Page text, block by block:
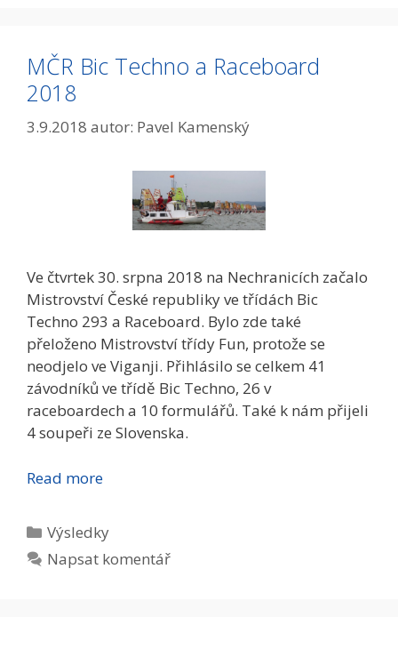
MČR Bic Techno a Raceboard
2018
3.9.2018 autor: Pavel Kamenský
Ve čtvrtek 30. srpna 2018 na Nechranicích začalo
Mistrovství České republiky ve třídách Bic
Techno 293 a Raceboard. Bylo zde také
přeloženo Mistrovství třídy Fun, protože se
neodjelo ve Viganji. Přihlásilo se celkem 41
závodníků ve třídě Bic Techno, 26 v
raceboardech a 10 formulářů. Také k nám přijeli
4 soupeři ze Slovenska.
Read more
Rubriky
Výsledky
Napsat komentář